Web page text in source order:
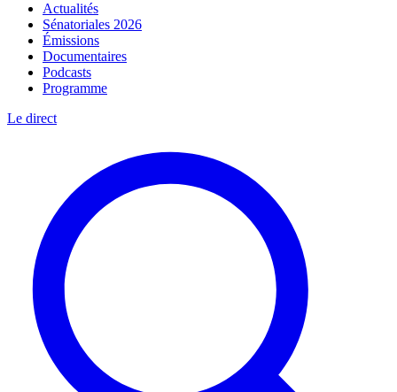
Actualités
Sénatoriales 2026
Émissions
Documentaires
Podcasts
Programme
Le direct